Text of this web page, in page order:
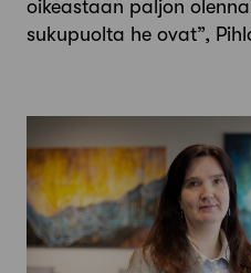
oikeastaan paljon
sukupuolta he ovat”,